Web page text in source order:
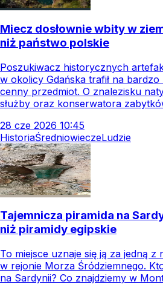
Miecz dosłownie wbity w
niż państwo polskie
Poszukiwacz historycznych
w okolicy Gdańska trafił na
cenny przedmiot. O znalezisku
służby oraz konserwatora
28 cze 2026 10:45
HistoriaŚredniowieczeLudzie
Tajemnicza piramida na
niż piramidy egipskie
To miejsce uznaje się ją za jedną z
w rejonie Morza Śródziemnego.
na Sardynii? Co znajdziemy w